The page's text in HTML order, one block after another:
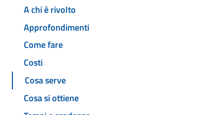
A chi è rivolto
Approfondimenti
Come fare
Costi
Cosa serve
Cosa si ottiene